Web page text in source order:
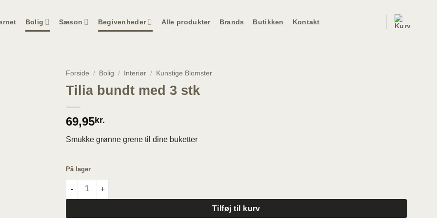
Bolig Sæson Begivenheder Alle produkter Brands Butikken Kontakt
Forside / Bolig / Interiør / Kunstige Blomster
Tilia bundt med 3 stk
69,95kr.
Smukke grønne grene til dine buketter
På lager
Tilia bundt med 3 stk antal
Tilføj til kurv